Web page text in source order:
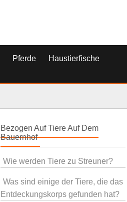
Pferde
Haustierfische
Bezogen Auf Tiere Auf Dem
Bauernhof
Wie werden Tiere zu Streuner?
Was sind einige der Tiere, die das
Entdeckungskorps gefunden hat?